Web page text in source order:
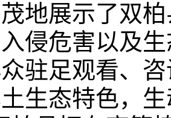
地展示了双
侵危害以及
驻足观看、
生态特色，